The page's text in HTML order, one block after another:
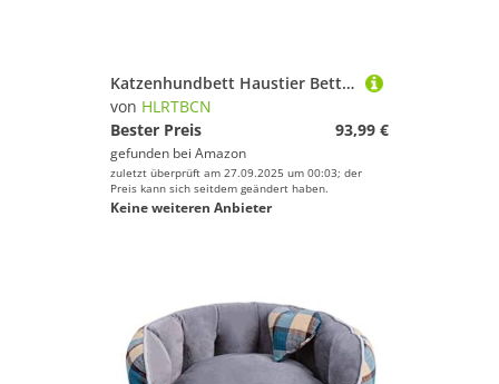
Katzenhundbett Haustier Bett Zwinger Haustier Bett bequemes Hundebett Haustier Schlafmatte warme Hunde Zwinger Katzen Nest Haus weiche Kissen Sofa Hundebett Welpe Sofa (Blau: Blau, Größe: 60 * 45 *
von HLRTBCN
Bester Preis
93,99 €
gefunden bei Amazon
zuletzt überprüft am 27.09.2025 um 00:03; der
Preis kann sich seitdem geändert haben.
Keine weiteren Anbieter